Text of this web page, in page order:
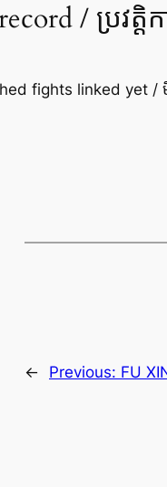
/ ប្រវត្តិក
fights linked yet / មិ
← Previous: FU